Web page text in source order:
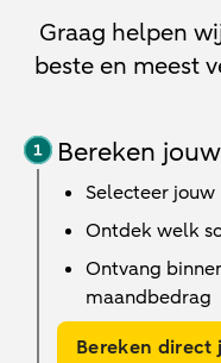
Graag helpen
beste en meest
Bereken
Selecteer
Ontdek welk
Ontvang
maandbedrag
Bereken direct